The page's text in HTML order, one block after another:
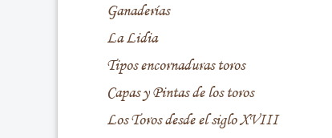
Ganaderías
La Lidia
Tipos encornaduras toros
Capas y Pintas de los toros
Los Toros desde el siglo XVIII